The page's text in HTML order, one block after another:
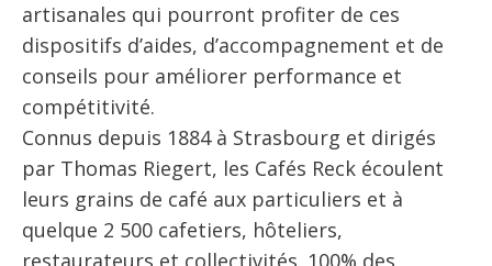
artisanales qui pourront profiter de ces
dispositifs d’aides, d’accompagnement et de
conseils pour améliorer performance et
compétitivité.
Connus depuis 1884 à Strasbourg et dirigés
par Thomas Riegert, les Cafés Reck écoulent
leurs grains de café aux particuliers et à
quelque 2 500 cafetiers, hôteliers,